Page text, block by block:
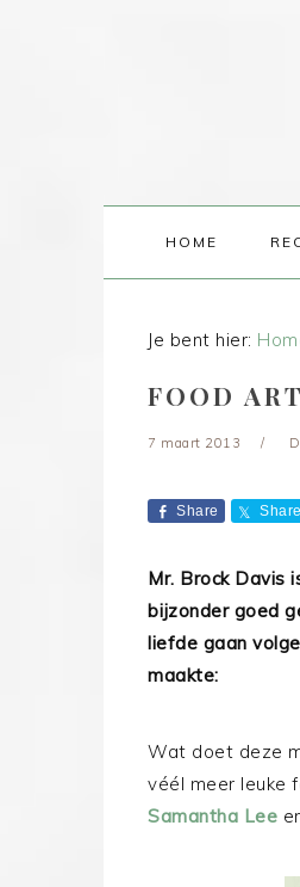
HOME
Je bent hier:
FOOD
7 maart 2013
Share Share
Mr. Brock Davis
bijzonder goed
liefde gaan
maakte:
Wat doet deze
véél meer leuke
Samantha Lee